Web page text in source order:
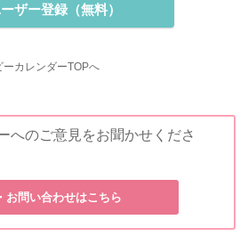
ザー登録（無料）
ーカレンダーTOPへ
へのご意見をお聞かせくださ
お問い合わせはこちら